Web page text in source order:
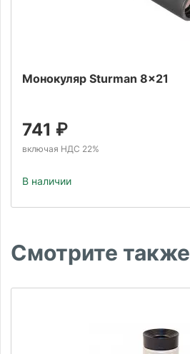
Монокуляр Sturman 8x21
741 ₽
включая НДС 22%
В наличии
Смотрите также